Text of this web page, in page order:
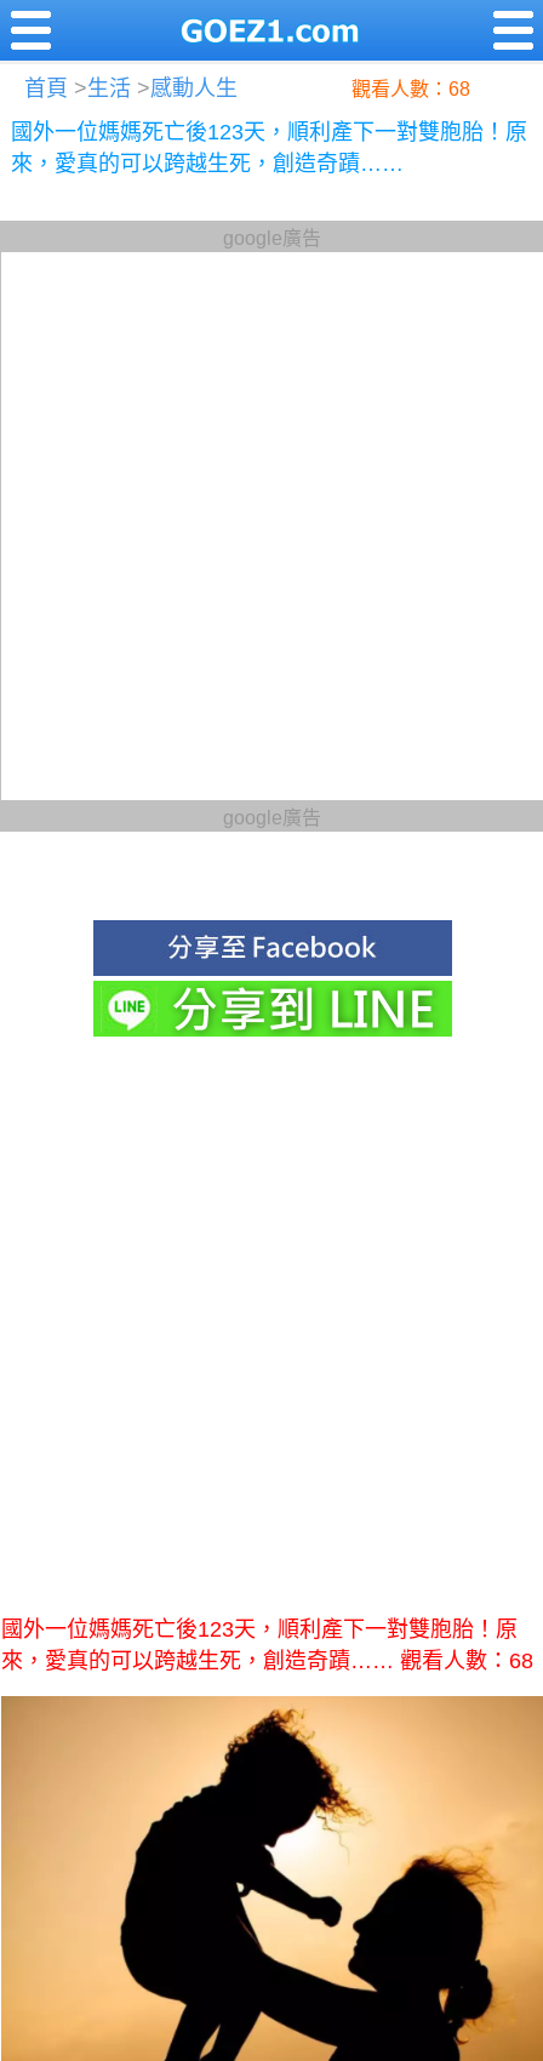
首頁 >生活 >感動人生 觀看人數：68
國外一位媽媽死亡後123天，順利產下一對雙胞胎！原
來，愛真的可以跨越生死，創造奇蹟……
google廣告
google廣告
國外一位媽媽死亡後123天，順利產下一對雙胞胎！原
來，愛真的可以跨越生死，創造奇蹟…… 觀看人數：68